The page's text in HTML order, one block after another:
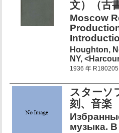
文）（古
Moscow
Houghton,
NY,
1936 年 R180205
スターソ
刻、音楽
музыка. В